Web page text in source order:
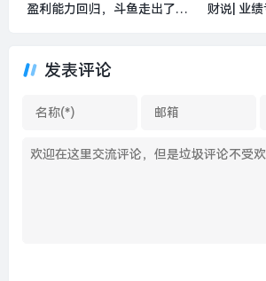
盈利能力回归，斗鱼走出了游
财说| 业
发表评论